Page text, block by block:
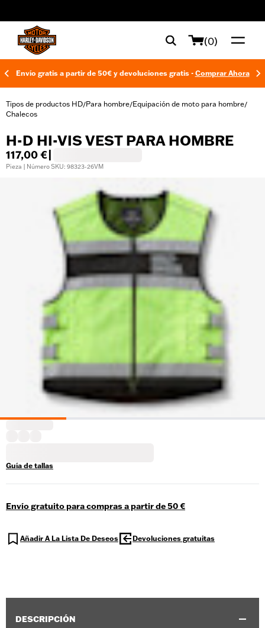
(0)
Envío gratis a partir de 50€ y devoluciones gratis - Comprar Ahora
Tipos de productos HD/Para hombre/Equipación de moto para hombre/
Chalecos
H-D HI-VIS VEST PARA HOMBRE
117,00 €
Pieza | Número SKU: 98323-26VM
Guía de tallas
Envío gratuito para compras a partir de 50 €
Añadir A La Lista De Deseos Devoluciones gratuitas
DESCRIPCIÓN